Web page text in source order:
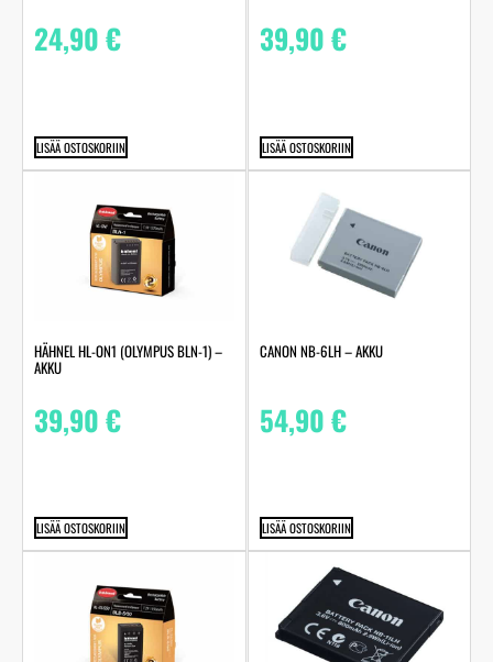
24,90€
LISÄÄ OSTOSKORIIN
39,90€
LISÄÄ OSTOSKORIIN
HÄHNEL HL-ON1 (OLYMPUS BLN-1) –
AKKU
39,90€
LISÄÄ OSTOSKORIIN
CANON NB-6LH – AKKU
54,90€
LISÄÄ OSTOSKORIIN